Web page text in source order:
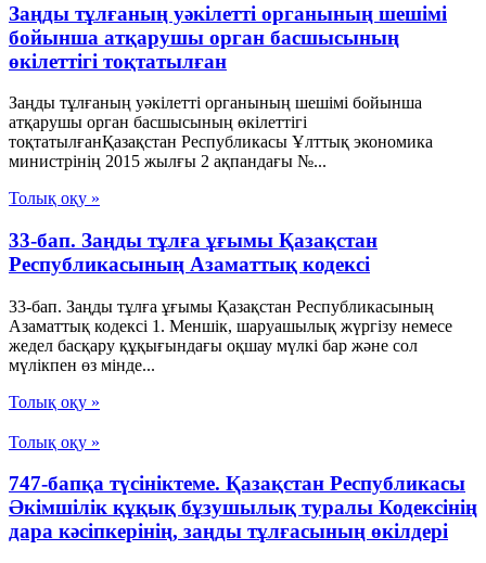
Заңды тұлғаның уәкілетті органының шешімі
бойынша атқарушы орган басшысының
өкілеттігі тоқтатылған
Заңды тұлғаның уәкілетті органының шешімі бойынша
атқарушы орган басшысының өкілеттігі
тоқтатылғанҚазақстан Республикасы Ұлттық экономика
министрінің 2015 жылғы 2 ақпандағы №...
Толық оқу »
33-бап. Заңды тұлға ұғымы Қазақстан
Республикасының Азаматтық кодексi
33-бап. Заңды тұлға ұғымы Қазақстан Республикасының
Азаматтық кодексi 1. Меншiк, шаруашылық жүргiзу немесе
жедел басқару құқығындағы оқшау мүлкi бар және сол
мүлiкпен өз мiнде...
Толық оқу »
Толық оқу »
747-бапқа түсініктеме. Қазақстан Республикасы
Әкімшілік құқық бұзушылық туралы Кодексінің
дара кәсіпкерінің, заңды тұлғасының өкілдері